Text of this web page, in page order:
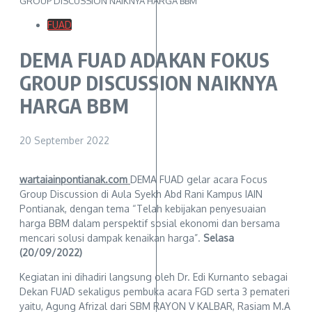
FUAD
DEMA FUAD ADAKAN FOKUS
GROUP DISCUSSION NAIKNYA
HARGA BBM
20 September 2022
wartaiainpontianak.com DEMA FUAD gelar acara Focus
Group Discussion di Aula Syekh Abd Rani Kampus IAIN
Pontianak, dengan tema “Telah kebijakan penyesuaian
harga BBM dalam perspektif sosial ekonomi dan bersama
mencari solusi dampak kenaikan harga”. Selasa
(20/09/2022)
Kegiatan ini dihadiri langsung oleh Dr. Edi Kurnanto sebagai
Dekan FUAD sekaligus pembuka acara FGD serta 3 pemateri
yaitu, Agung Afrizal dari SBM RAYON V KALBAR, Rasiam M.A